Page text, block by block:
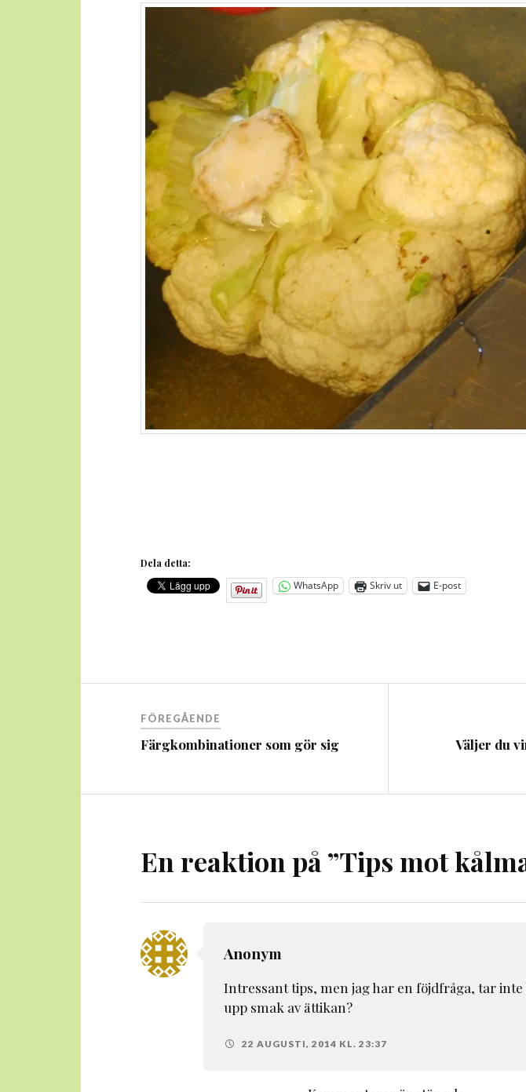
Dela detta:
WhatsApp Skriv ut E-post
FÖREGÅENDE
Färgkombinationer som gör sig
Väljer du
En reaktion på ”Tips mot
Anonym
Intressant tips, men jag har en föjdfråga, tar inte
upp smak av ättikan?
22 AUGUSTI, 2014 KL. 23:37